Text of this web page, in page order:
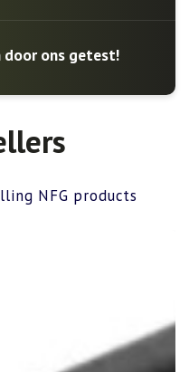
ons getest!
NFG products